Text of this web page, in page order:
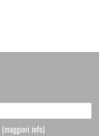
(maggiori info)